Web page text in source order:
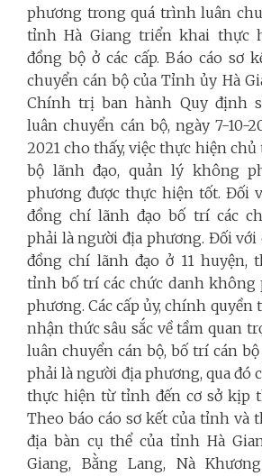
phương trong quá trình luân
tỉnh Hà Giang triển khai thực
đồng bộ ở các cấp. Báo cáo sơ
chuyển cán bộ của Tỉnh ủy Hà
Chính trị ban hành Quy định
luân chuyển cán bộ, ngày 7-10-
2021 cho thấy, việc thực hiện
bộ lãnh đạo, quản lý không
phương được thực hiện tốt. Đối
đồng chí lãnh đạo bố trí các
phải là người địa phương. Đối với
đồng chí lãnh đạo ở 11 huyện,
tỉnh bố trí các chức danh không
phương. Các cấp ủy, chính quyền
nhận thức sâu sắc về tầm quan
luân chuyển cán bộ, bố trí cán
phải là người địa phương, qua đó
thực hiện từ tỉnh đến cơ sở kịp
Theo báo cáo sơ kết của tỉnh và
địa bàn cụ thể của tỉnh Hà
Giang, Bằng Lang, Nà